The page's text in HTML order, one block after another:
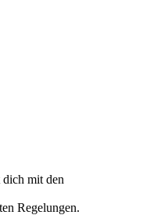
mit den
Regelungen.